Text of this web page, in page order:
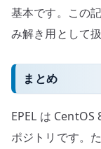
基本です。この
み解き用として
まとめ
EPEL は
ポジトリです。